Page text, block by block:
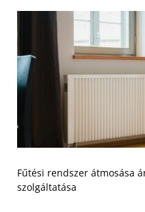
Fűtési rendszer átmosása
szolgáltatása